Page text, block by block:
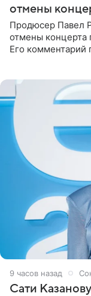
отмены
Продюсер Павел
отмены концерта
Его комментарий
9 часов назад
Сати